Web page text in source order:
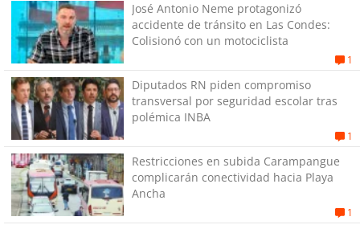
José Antonio Neme protagonizó
accidente de tránsito en Las Condes:
Colisionó con un motociclista
1
Diputados RN piden compromiso
transversal por seguridad escolar tras
polémica INBA
1
Restricciones en subida Carampangue
complicarán conectividad hacia Playa
Ancha
1